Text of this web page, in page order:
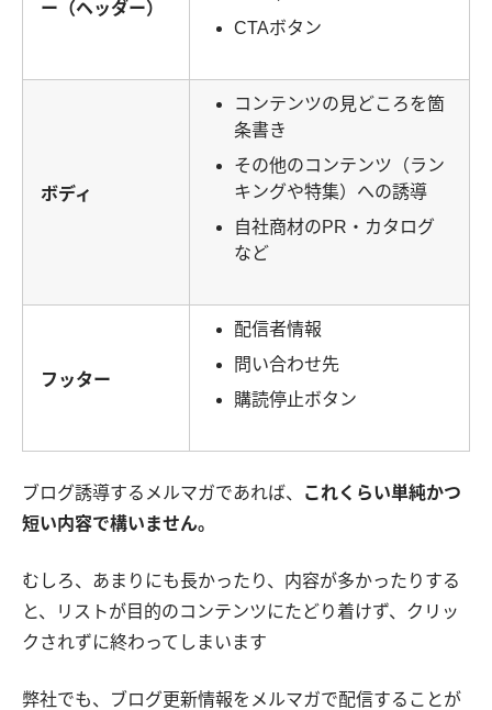
ー（ヘッダー）
CTAボタン
ボディ
コンテンツの見どころを箇
条書き
その他のコンテンツ（ラン
キングや特集）への誘導
自社商材のPR・カタログ
など
フッター
配信者情報
問い合わせ先
購読停止ボタン
ブログ誘導するメルマガであれば、
これくらい単純かつ
短い内容で構いません。
むしろ、あまりにも長かったり、内容が多かったりする
と、リストが目的のコンテンツにたどり着けず、クリッ
クされずに終わってしまいます
弊社でも、ブログ更新情報をメルマガで配信することが